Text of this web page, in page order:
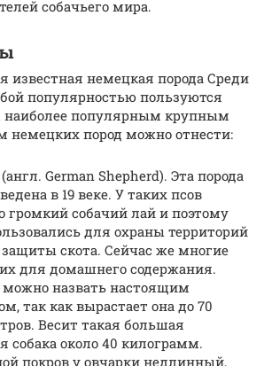
собачьего мира.
известная немецкая порода Среди
популярностью пользуются
популярным крупным
немецких пород можно отнести:
German Shepherd). Эта порода
в 19 веке. У таких псов
громкий собачий лай и поэтому
для охраны территорий
скота. Сейчас же многие
для домашнего содержания.
можно назвать настоящим
так как вырастает она до 70
Весит такая большая
собака около 40 килограмм.
покров у овчарки недлинный,